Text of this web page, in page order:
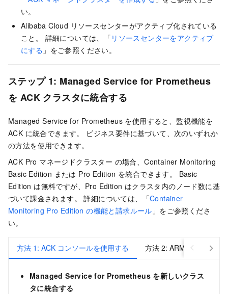
い。
Alibaba Cloud リソースセンターがアクティブ化されている
こと。 詳細については、「 リソースセンターをアクティブ
にする 」をご参照ください。
ステップ 1: Managed Service for Prometheus
を ACK クラスタに統合する
Managed Service for Prometheus を使用すると、監視機能を
ACK に統合できます。 ビジネス要件に基づいて、次のいずれか
の方法を使用できます。
ACK Pro マネージドクラスター の場合、Container Monitoring
Basic Edition または Pro Edition を統合できます。 Basic
Edition は無料ですが、Pro Edition はクラスタ内のノード数に基
づいて課金されます。 詳細については、「Container
Monitoring Pro Edition の機能と請求ルール 」をご参照くださ
い。
方法 1: ACK コンソールを使用する 方法 2: ARMS コンソー
Managed Service for Prometheus を新しいクラス
タに統合する